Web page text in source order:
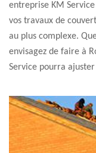
entreprise KM
vos travaux de
au plus complexe.
envisagez de faire à
Service pourra